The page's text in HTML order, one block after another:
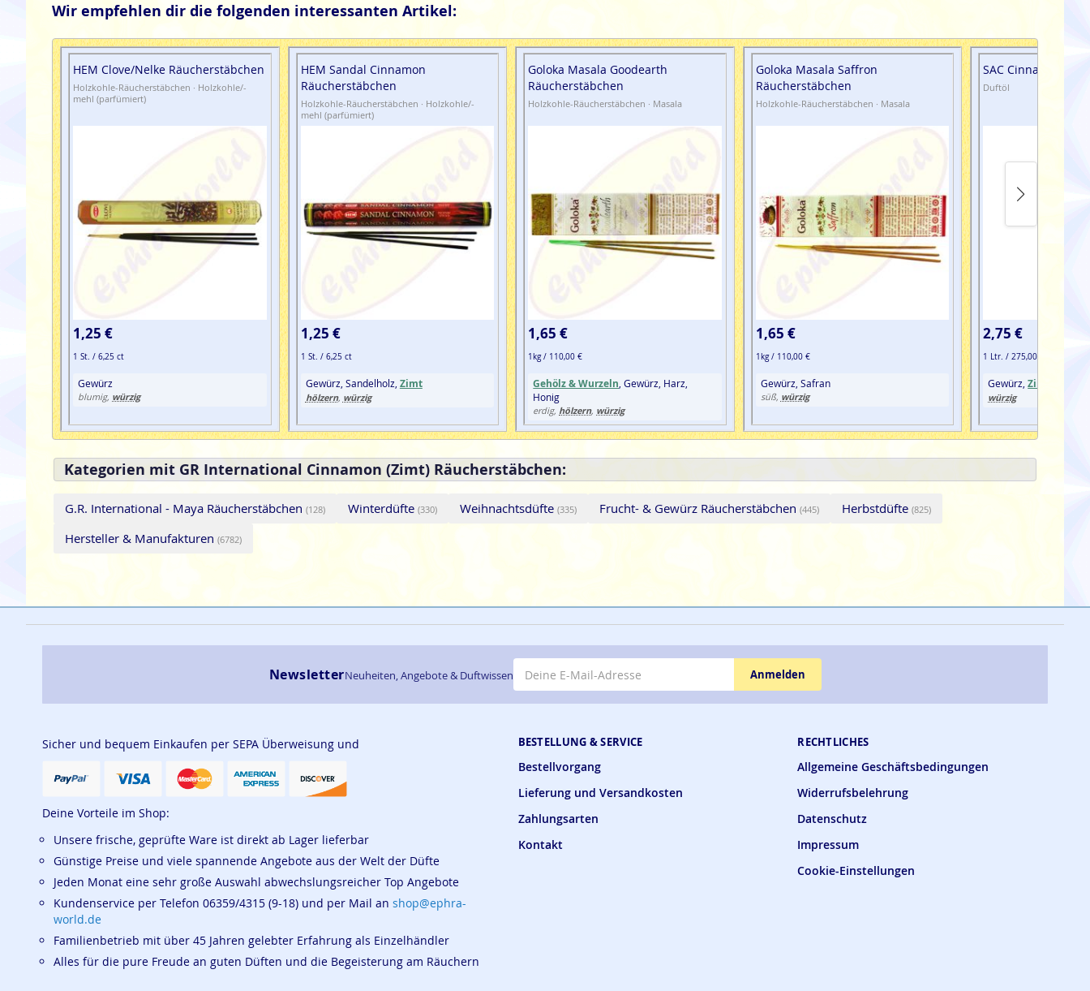
Wir empfehlen dir die folgenden interessanten Artikel:
HEM Clove/Nelke Räucherstäbchen
Holzkohle-Räucherstäbchen · Holzkohle/-
mehl (parfümiert)
1,25 €
1 St. / 6,25 ct
Gewürz
blumig, würzig
HEM Sandal Cinnamon
Räucherstäbchen
Holzkohle-Räucherstäbchen · Holzkohle/-
mehl (parfümiert)
1,25 €
1 St. / 6,25 ct
Gewürz, Sandelholz, Zimt
hölzern, würzig
Goloka Masala Goodearth
Räucherstäbchen
Holzkohle-Räucherstäbchen · Masala
1,65 €
1kg / 110,00 €
Gehölz & Wurzeln , Gewürz, Harz,
Honig
erdig, hölzern, würzig
Goloka Masala Saffron
Räucherstäbchen
Holzkohle-Räucherstäbchen · Masala
1,65 €
1kg / 110,00 €
Gewürz, Safran
süß, würzig
SAC Cinnamon/
Duftöl
2,75 €
1 Ltr. / 275,00 €
Gewürz,Zimt
würzig
Kategorien mit GR International Cinnamon (Zimt) Räucherstäbchen:
G.R. International - Maya Räucherstäbchen (128) Winterdüfte (330) Weihnachtsdüfte (335) Frucht- & Gewürz Räucherstäbchen (445) Herbstdüfte (825)
Hersteller & Manufakturen (6782)
BESTELLUNG & SERVICE
Bestellvorgang
Lieferung und Versandkosten
Zahlungsarten
Kontakt
RECHTLICHES
Allgemeine Geschäftsbedingungen
Widerrufsbelehrung
Datenschutz
Impressum
Cookie-Einstellungen
NewsletterNeuheiten, Angebote & Duftwissen Anmelden
Sicher und bequem Einkaufen per SEPA Überweisung und
Deine Vorteile im Shop:
Unsere frische, geprüfte Ware ist direkt ab Lager lieferbar
Günstige Preise und viele spannende Angebote aus der Welt der Düfte
Jeden Monat eine sehr große Auswahl abwechslungsreicher Top Angebote
Kundenservice per Telefon 06359/4315 (9-18) und per Mail an shop@ephra-
world.de
Familienbetrieb mit über 45 Jahren gelebter Erfahrung als Einzelhändler
Alles für die pure Freude an guten Düften und die Begeisterung am Räuchern